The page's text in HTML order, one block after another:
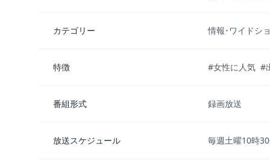
カテゴリー 情報･ワイドシ
特徴 #女性に人気 #
番組形式 録画放送
放送スケジュール 毎週土曜10時